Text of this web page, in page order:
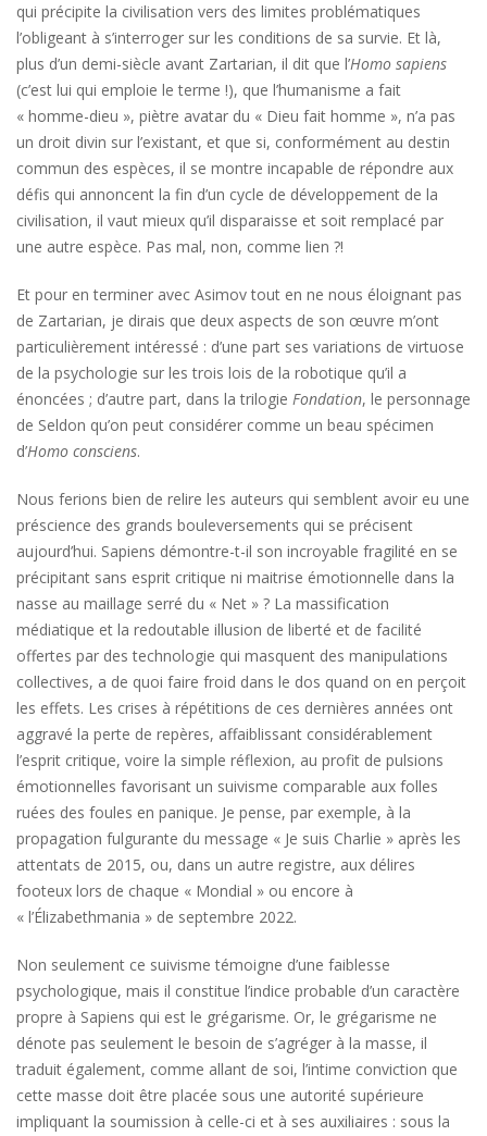
qui précipite la civilisation vers des limites problématiques
l’obligeant à s’interroger sur les conditions de sa survie. Et là,
plus d’un demi-siècle avant Zartarian, il dit que l’Homo sapiens
(c’est lui qui emploie le terme !), que l’humanisme a fait
« homme-dieu », piètre avatar du « Dieu fait homme », n’a pas
un droit divin sur l’existant, et que si, conformément au destin
commun des espèces, il se montre incapable de répondre aux
défis qui annoncent la fin d’un cycle de développement de la
civilisation, il vaut mieux qu’il disparaisse et soit remplacé par
une autre espèce. Pas mal, non, comme lien ?!
Et pour en terminer avec Asimov tout en ne nous éloignant pas
de Zartarian, je dirais que deux aspects de son œuvre m’ont
particulièrement intéressé : d’une part ses variations de virtuose
de la psychologie sur les trois lois de la robotique qu’il a
énoncées ; d’autre part, dans la trilogie Fondation, le personnage
de Seldon qu’on peut considérer comme un beau spécimen
d’Homo consciens.
Nous ferions bien de relire les auteurs qui semblent avoir eu une
préscience des grands bouleversements qui se précisent
aujourd’hui. Sapiens démontre-t-il son incroyable fragilité en se
précipitant sans esprit critique ni maitrise émotionnelle dans la
nasse au maillage serré du « Net » ? La massification
médiatique et la redoutable illusion de liberté et de facilité
offertes par des technologie qui masquent des manipulations
collectives, a de quoi faire froid dans le dos quand on en perçoit
les effets. Les crises à répétitions de ces dernières années ont
aggravé la perte de repères, affaiblissant considérablement
l’esprit critique, voire la simple réflexion, au profit de pulsions
émotionnelles favorisant un suivisme comparable aux folles
ruées des foules en panique. Je pense, par exemple, à la
propagation fulgurante du message « Je suis Charlie » après les
attentats de 2015, ou, dans un autre registre, aux délires
footeux lors de chaque « Mondial » ou encore à
« l’Élizabethmania » de septembre 2022.
Non seulement ce suivisme témoigne d’une faiblesse
psychologique, mais il constitue l’indice probable d’un caractère
propre à Sapiens qui est le grégarisme. Or, le grégarisme ne
dénote pas seulement le besoin de s’agréger à la masse, il
traduit également, comme allant de soi, l’intime conviction que
cette masse doit être placée sous une autorité supérieure
impliquant la soumission à celle-ci et à ses auxiliaires : sous la